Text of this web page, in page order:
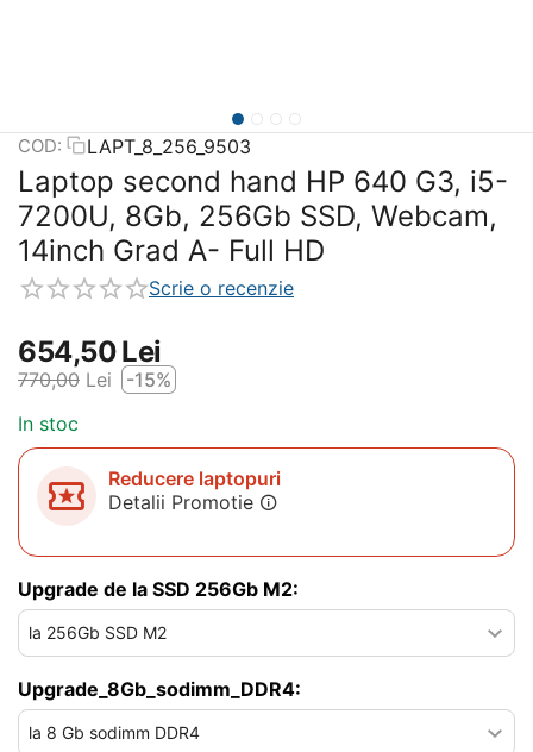
COD: LAPT_8_256_9503
Laptop second hand HP 640 G3, i5-
7200U, 8Gb, 256Gb SSD, Webcam,
14inch Grad A- Full HD
Scrie o recenzie
654,50Lei
770,00 Lei
-15%
In stoc
Reducere laptopuri
Detalii Promotie
Upgrade de la SSD 256Gb M2:
Upgrade_8Gb_sodimm_DDR4: